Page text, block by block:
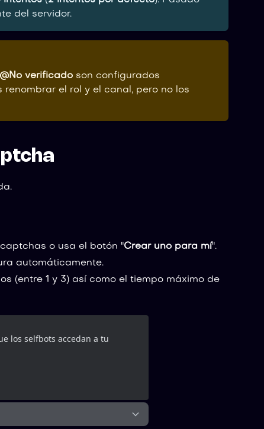
del servidor.
@No verificado son configurados
el rol y el canal, pero no los
o usa el botón "Crear uno para mí".
automáticamente.
(entre 1 y 3) así como el tiempo máximo de
los selfbots accedan a tu